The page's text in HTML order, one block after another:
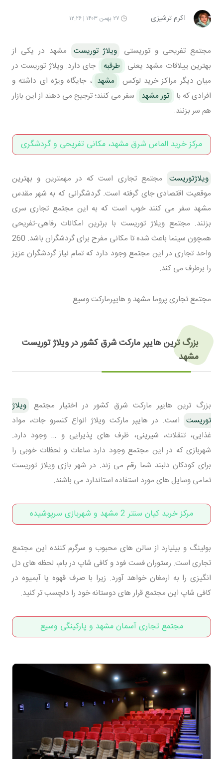
اکرم ترشیزی ۲۷ بهمن ۱۴۰۳ | ۱۲:۲۶
مجتمع تفریحی و توریستی ویلاژ توریست مشهد در یکی از
بهترین ییلاقات مشهد یعنی
طرقبه
جای دارد. ویلاژ توریست در
میان دیگر مراکز خرید لوکس
مشهد ، جایگاه ویژه ای داشته و
افرادی که با تور مشهد
سفر می کنند؛ ترجیح می دهند از این بازار
هم سر بزنند.
مرکز خرید الماس شرق مشهد، مکانی تفریحی و گردشگری
ویلاژتوریست مجتمع تجاری است که در مهمترین و بهترین
موقعیت اقتصادی جای گرفته است. گردشگرانی که به شهر مقدس
مشهد سفر می کنند خوب است که به این مجتمع تجاری سری
بزنند. مجتمع ویلاژ توریست با برترین امکانات رفاهی-تفریحی
همچون سینما باعث شده تا مکانی مفرح برای گردشگران باشد. 260
واحد تجاری در این مجتمع وجود دارد که تمام نیاز گردشگران عزیز
را برطرف می کند.
مجتمع تجاری پروما مشهد و هایپرمارکت وسیع
بزرگ ترین هایپر مارکت شرق کشور در ویلاژ توریست
مشهد
بزرگ ترین هایپر مارکت شرق کشور در اختیار مجتمع ویلاژ
توریست است. در هایپر مارکت ویلاژ انواع کنسرو جات، مواد
غذایی، تنقلات، شیرینی، ظرف های پذیرایی و … وجود دارد.
شهربازی که در این مجتمع وجود دارد ساعات و لحظات خوبی را
برای کودکان دلبند شما رقم می زند. در شهر بازی ویلاژ توریست
تمامی وسایل های مورد استفاده استاندارد می باشند.
مرکز خرید کیان سنتر 2 مشهد و شهربازی سرپوشیده
بولینگ و بیلیارد از سالن های محبوب و سرگرم کننده این مجتمع
تجاری است. رستوران فست فود و کافی شاپ در بام، لحظه های دل
انگیزی را به ارمغان خواهد آورد. زیرا با صرف قهوه یا آبمیوه در
کافی شاپ این مجتمع قرار های دوستانه خود را دلچسب تر کنید.
مجتمع تجاری آسمان مشهد و پارکینگی وسیع